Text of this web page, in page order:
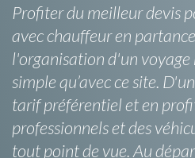
Profiter du meilleur devis
avec chauffeur en
l'organisation d'un voyage
simple qu’avec ce site.
tarif préférentiel et en
professionnels et des
tout point de vue. Au